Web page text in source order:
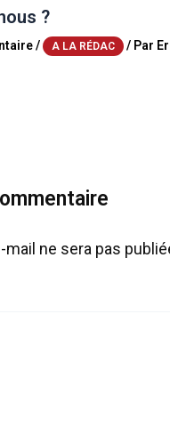
?
/ A LA RÉDAC / Par
ne sera pas